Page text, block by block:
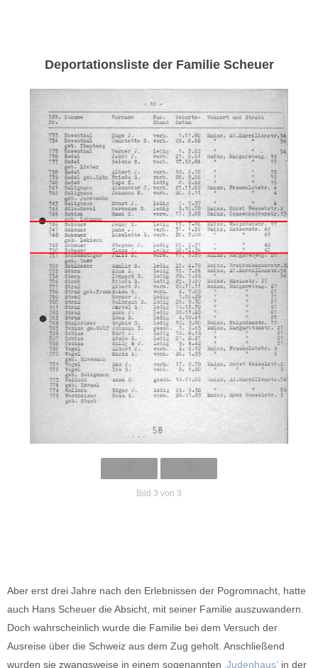
Deportationsliste der Familie Scheuer
Bild 3 von 3
Aber erst drei Jahre nach den Erlebnissen der Pogromnacht, hatte
auch Hans Scheuer die Absicht, mit seiner Familie auszuwandern.
Doch wahrscheinlich wurde die Familie bei dem Versuch der
Ausreise über die Schweiz aus dem Zug geholt. Anschließend
wurden sie zwangsweise in einem sogenannten ‚Judenhaus‘ in der